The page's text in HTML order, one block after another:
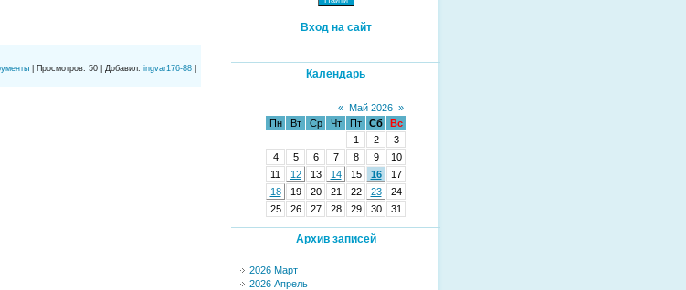
Просмотров: 50 Добавил: ingvar176-88
Вход на сайт
Календарь
« Май 2026 »
Пн
Вт Ср Чт Пт Сб
Вс
1
2
3
4
5 6 7 8 9
10
11
12 13 14 15 16
17
18
19 20 21 22 23
24
25
26 27 28 29 30 31
Архив записей
2026 Март
2026 Апрель